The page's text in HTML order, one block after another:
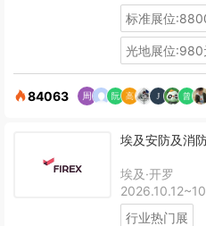
标准展位
光地展位
84063
埃及安防及消
埃及·开罗
行业热门展